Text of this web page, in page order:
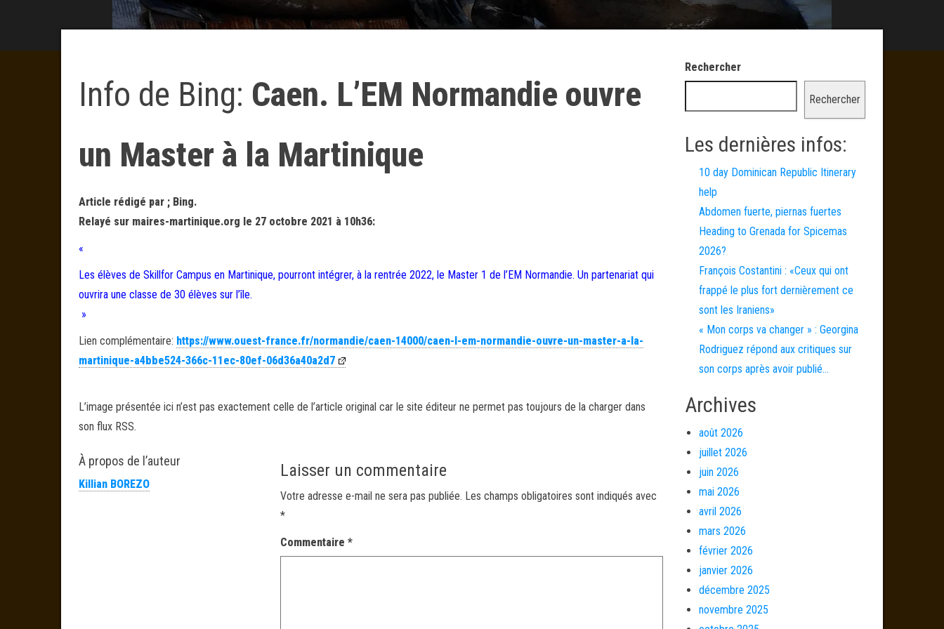
Info de Bing: Caen. L’EM Normandie ouvre
un Master à la Martinique
Article rédigé par ; Bing.
Relayé sur maires-martinique.org le 27 octobre 2021 à 10h36:
«
Les élèves de Skillfor Campus en Martinique, pourront intégrer, à la rentrée 2022, le Master 1 de l’EM Normandie. Un partenariat qui
ouvrira une classe de 30 élèves sur l’île.
»
Lien complémentaire: https://www.ouest-france.fr/normandie/caen-14000/caen-l-em-normandie-ouvre-un-master-a-la-
martinique-a4bbe524-366c-11ec-80ef-06d36a40a2d7
L’image présentée ici n’est pas exactement celle de l’article original car le site éditeur ne permet pas toujours de la charger dans
son flux RSS.
À propos de l’auteur
Killian BOREZO
Laisser un commentaire
Votre adresse e-mail ne sera pas publiée. Les champs obligatoires sont indiqués avec
*
Commentaire*
Rechercher
Rechercher
Les dernières infos:
10 day Dominican Republic Itinerary
help
Abdomen fuerte, piernas fuertes
Heading to Grenada for Spicemas
2026?
François Costantini : «Ceux qui ont
frappé le plus fort dernièrement ce
sont les Iraniens»
« Mon corps va changer » : Georgina
Rodriguez répond aux critiques sur
son corps après avoir publié…
Archives
août 2026
juillet 2026
juin 2026
mai 2026
avril 2026
mars 2026
février 2026
janvier 2026
décembre 2025
novembre 2025